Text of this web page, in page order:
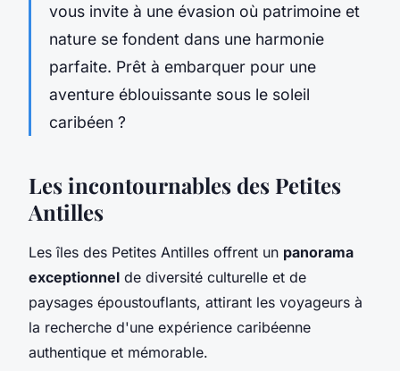
vous invite à une évasion où patrimoine et
nature se fondent dans une harmonie
parfaite. Prêt à embarquer pour une
aventure éblouissante sous le soleil
caribéen ?
Les incontournables des Petites
Antilles
Les îles des Petites Antilles offrent un panorama
exceptionnel de diversité culturelle et de
paysages époustouflants, attirant les voyageurs à
la recherche d'une expérience caribéenne
authentique et mémorable.